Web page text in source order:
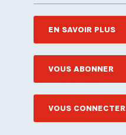
EN SAVOIR PLUS
VOUS ABONNER
VOUS CONNECTER